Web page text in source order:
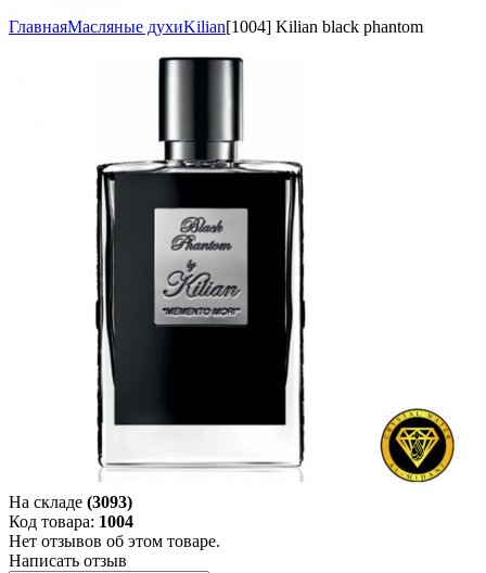
ГлавнаяМасляные духиKilian[1004] Kilian black phantom
На складе (3093)
Код товара: 1004
Нет отзывов об этом товаре.
Написать отзыв